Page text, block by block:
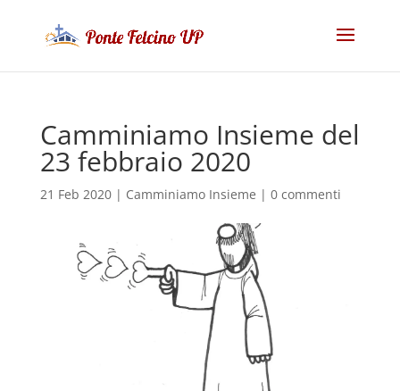
Camminiamo Insieme del
23 febbraio 2020
21 Feb 2020| Camminiamo Insieme | 0 commenti